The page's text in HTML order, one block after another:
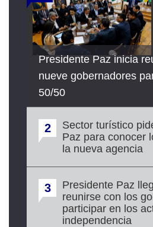
Presidente Paz inicia
nueve gobernadores
50/50
2
Sector turístico
Paz para conocer
la nueva agencia
3
Presidente Paz
reunirse con los
participar en los
independencia